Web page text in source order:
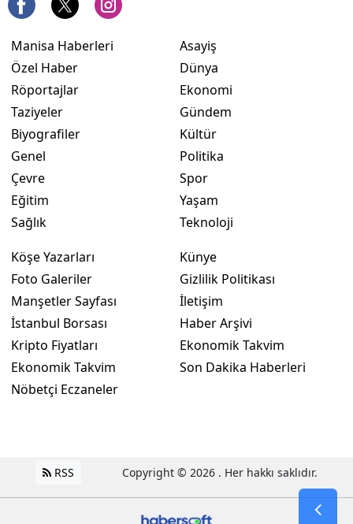
Manisa Haberleri
Özel Haber
Röportajlar
Taziyeler
Biyografiler
Genel
Çevre
Eğitim
Sağlık
Asayiş
Dünya
Ekonomi
Gündem
Kültür
Politika
Spor
Yaşam
Teknoloji
Köşe Yazarları
Foto Galeriler
Manşetler Sayfası
İstanbul Borsası
Kripto Fiyatları
Ekonomik Takvim
Nöbetçi Eczaneler
Künye
Gizlilik Politikası
İletişim
Haber Arşivi
Ekonomik Takvim
Son Dakika Haberleri
RSS Copyright © 2026 . Her hakkı saklıdır.